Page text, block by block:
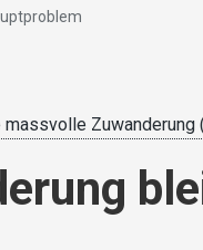
Zuwanderung